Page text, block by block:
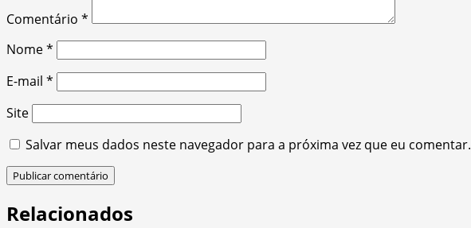
Comentário *
Nome*
E-mail *
Site
Salvar meus dados neste navegador para a próxima vez que eu comentar.
Relacionados